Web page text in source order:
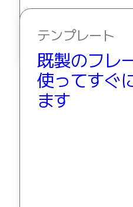
テンプレート
既製のフレ
使ってすぐ
ます